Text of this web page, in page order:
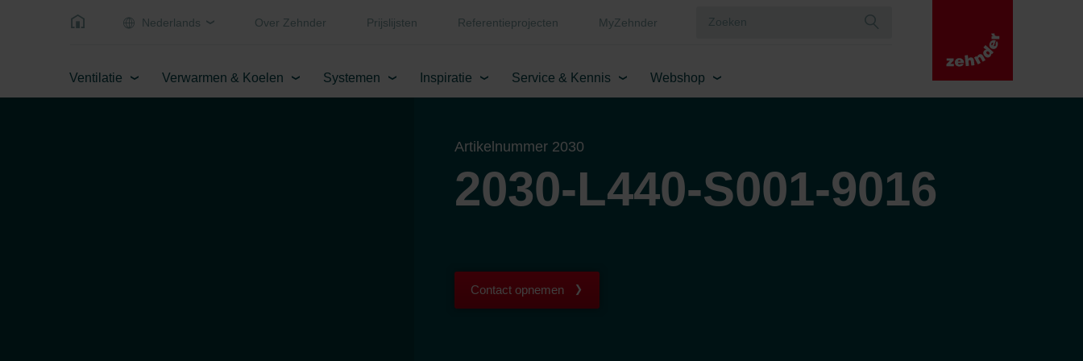
Nederlands Over Zehnder Prijslijsten Referentieprojecten MyZehnder
Ventilatie Verwarmen & Koelen Systemen Inspiratie Service & Kennis Webshop
Artikelnummer 2030
2030-L440-S001-9016
Contact opnemen